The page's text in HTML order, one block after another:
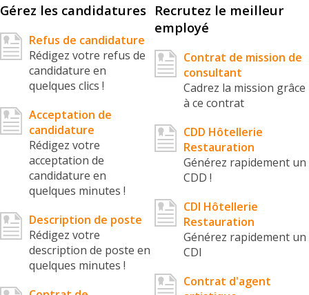
Gérez les candidatures
Refus de candidature
Rédigez votre refus de
candidature en
quelques clics !
Acceptation de
candidature
Rédigez votre
acceptation de
candidature en
quelques minutes !
Description de poste
Rédigez votre
description de poste en
quelques minutes !
Recrutez le meilleur
employé
Contrat de mission de
consultant
Cadrez la mission grâce
à ce contrat
CDD Hôtellerie
Restauration
Générez rapidement un
CDD !
CDI Hôtellerie
Restauration
Générez rapidement un
CDI
Contrat d'agent